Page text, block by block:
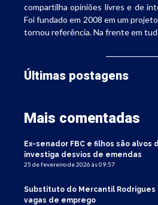
compartilha opiniões livres e de
Foi fundado em 2008 em um
tornou referência. Na frente em
Últimas postagens
Mais comentadas
Ex-senador FBC e filhos são alvos
investiga desvios de emendas
25 de fevereiro de 2026 às 09:57
Substituto do Mercantil Rodrigues
vagas de emprego